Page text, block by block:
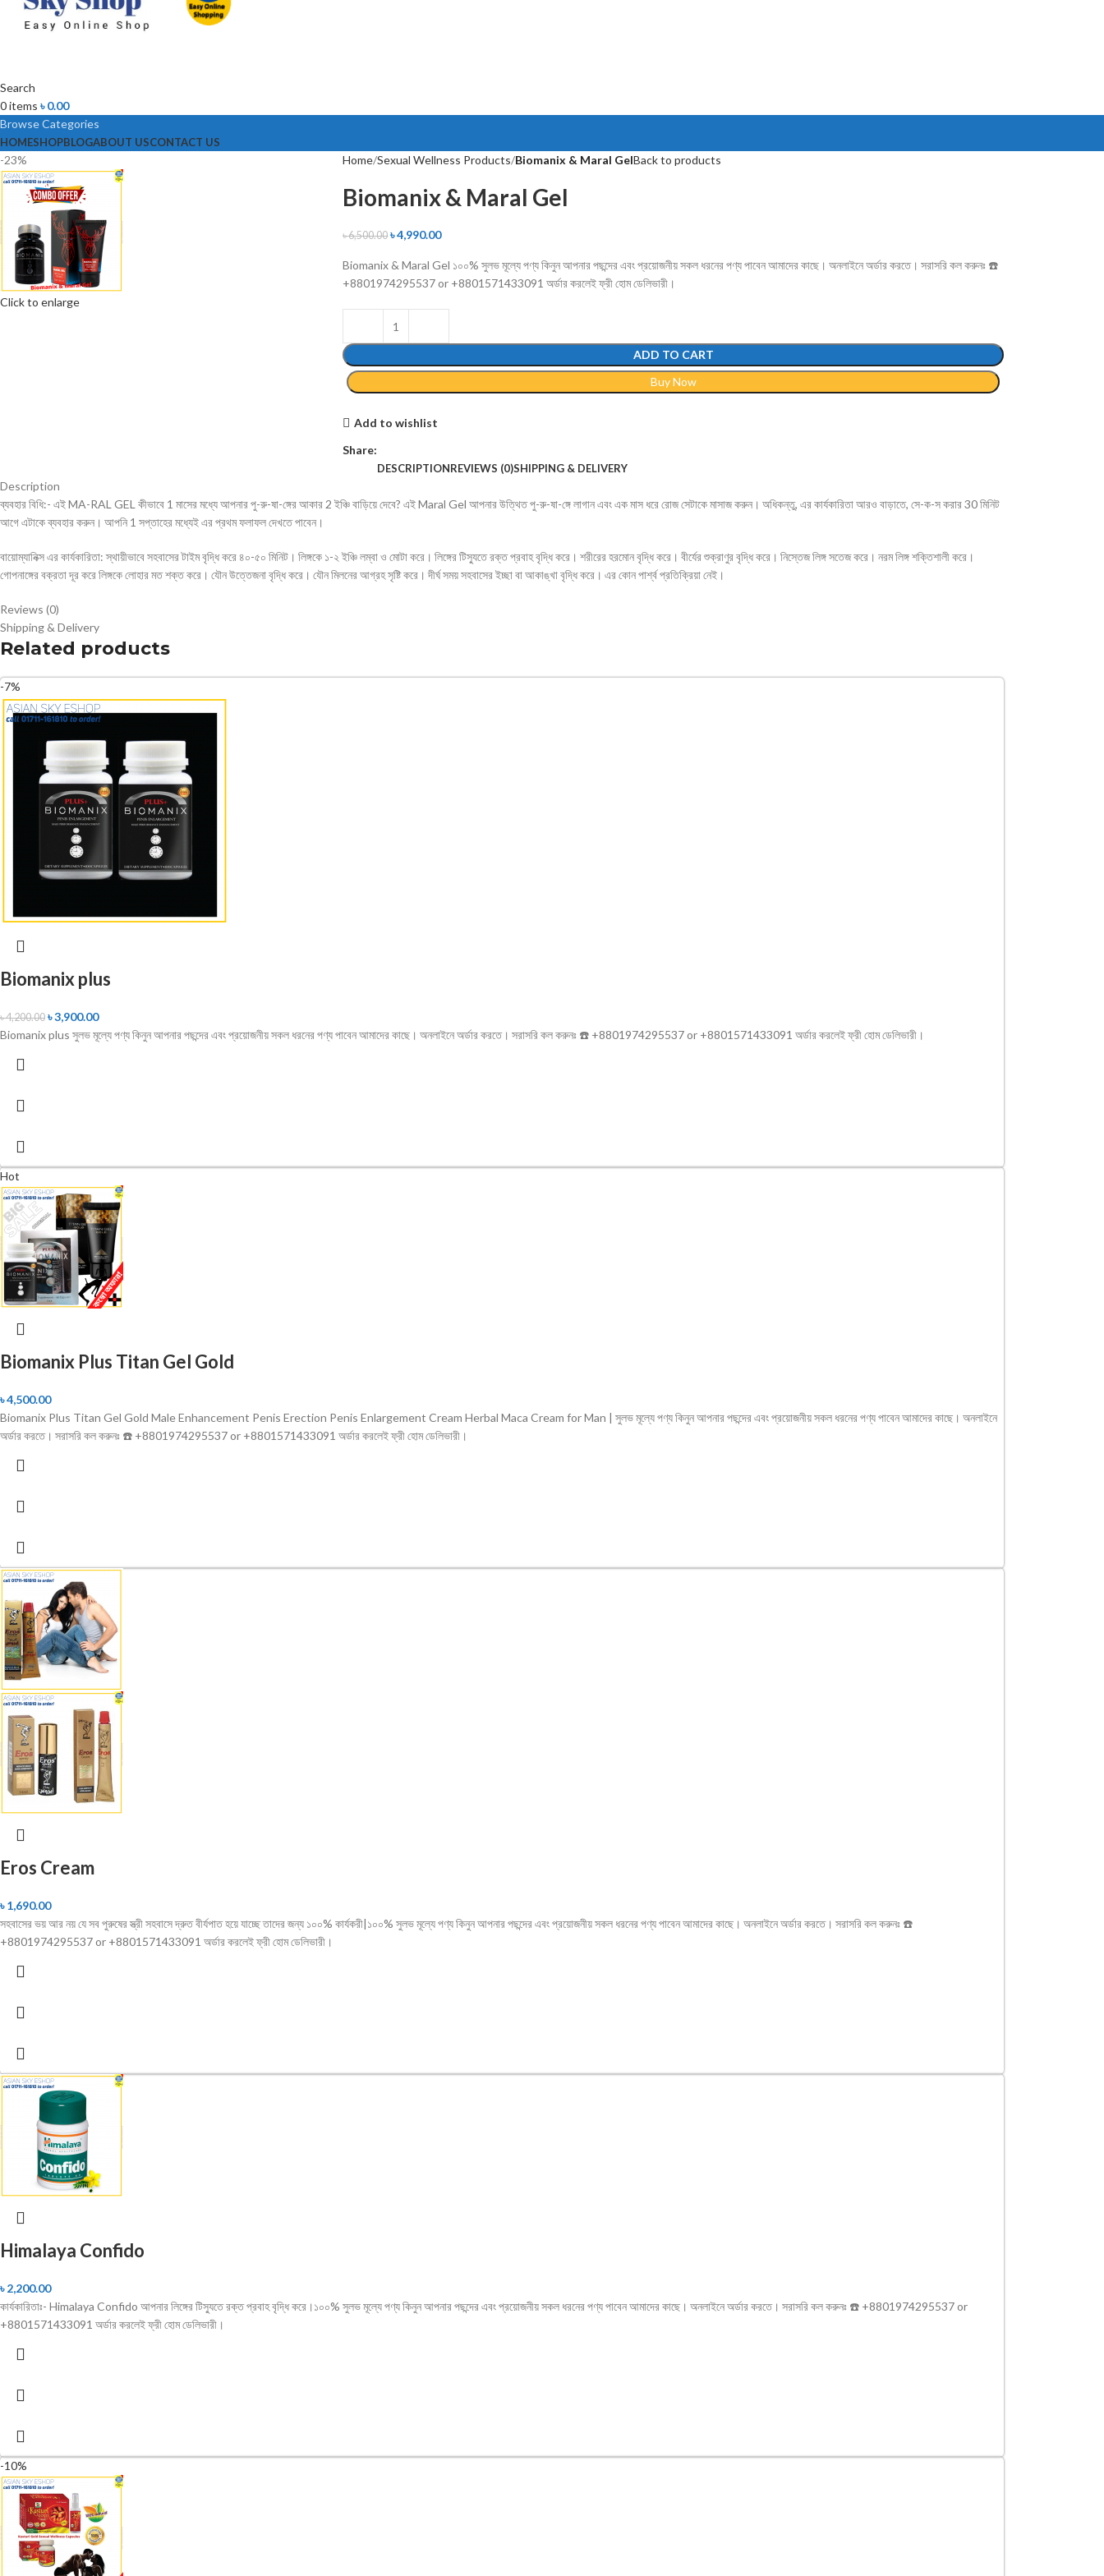
Search
0items ৳0.00
Browse Categories
HOMESHOPBLOGABOUT USCONTACT US
-23%
Click to enlarge
Home Sexual Wellness Products Biomanix & Maral GelBack to products
Biomanix & Maral Gel
৳6,500.00 ৳4,990.00
Biomanix & Maral Gel ১০০% সুলভ মূল্যে পণ্য কিনুন আপনার পছন্দের এবং প্রয়োজনীয় সকল ধরনের পণ্য পাবেন আমাদের কাছে। অনলাইনে অর্ডার করতে। সরাসরি কল করুনঃ ☎️
+8801974295537 or +8801571433091অর্ডার করলেই ফ্রী হোম ডেলিভারী।
ADD TO CART
Buy Now
Add to wishlist
Share:
DESCRIPTIONREVIEWS (0)SHIPPING & DELIVERY
Description
ব্যবহার বিধি:- এই MA-RAL GEL কীভাবে 1 মাসের মধ্যে আপনার পু-রু-ষা-ঙ্গের আকার 2 ইঞ্চি বাড়িয়ে দেবে? এই Maral Gel আপনার উত্থিত পু-রু-ষা-ঙ্গে লাগান এবং এক মাস ধরে রোজ সেটাকে মাসাজ করুন। অধিকন্তু, এর কার্যকারিতা আরও বাড়াতে, সে-ক-স করার 30 মিনিট
আগে এটাকে ব্যবহার করুন। আপনি 1 সপ্তাহের মধ্যেই এর প্রথম ফলাফল দেখতে পাবেন।
বায়োম্যানিক্স এর কার্যকারিতা: স্থায়ীভাবে সহবাসের টাইম বৃদ্ধি করে ৪০-৫০ মিনিট। লিঙ্গকে ১-২ ইঞ্চি লম্বা ও মোটা করে। লিঙ্গের টিস্যুতে রক্ত প্রবাহ বৃদ্ধি করে। শরীরের হরমোন বৃদ্ধি করে। বীর্যের শুক্রাণুর বৃদ্ধি করে। নিস্তেজ লিঙ্গ সতেজ করে। নরম লিঙ্গ শক্তিশালী করে।
গোপনাঙ্গের বক্রতা দূর করে লিঙ্গকে লোহার মত শক্ত করে। যৌন উত্তেজনা বৃদ্ধি করে। যৌন মিলনের আগ্রহ সৃষ্টি করে। দীর্ঘ সময় সহবাসের ইচ্ছা বা আকাঙ্খা বৃদ্ধি করে। এর কোন পার্শ্ব প্রতিক্রিয়া নেই।
Reviews (0)
Shipping & Delivery
Related products
-7%
Biomanix plus
৳4,200.00 ৳3,900.00
Biomanix plus সুলভ মূল্যে পণ্য কিনুন আপনার পছন্দের এবং প্রয়োজনীয় সকল ধরনের পণ্য পাবেন আমাদের কাছে। অনলাইনে অর্ডার করতে। সরাসরি কল করুনঃ ☎️ +8801974295537 or +8801571433091 অর্ডার করলেই ফ্রী হোম ডেলিভারী।
Hot
Biomanix Plus Titan Gel Gold
৳4,500.00
Biomanix Plus Titan Gel Gold Male Enhancement Penis Erection Penis Enlargement Cream Herbal Maca Cream for Man | সুলভ মূল্যে পণ্য কিনুন আপনার পছন্দের এবং প্রয়োজনীয় সকল ধরনের পণ্য পাবেন আমাদের কাছে। অনলাইনে
অর্ডার করতে। সরাসরি কল করুনঃ ☎️ +8801974295537 or +8801571433091 অর্ডার করলেই ফ্রী হোম ডেলিভারী।
Eros Cream
৳1,690.00
সহবাসের ভয় আর নয় যে সব পুরুষের স্ত্রী সহবাসে দ্রুত বীর্যপাত হয়ে যাচ্ছে তাদের জন্য ১০০% কার্যকরী|১০০% সুলভ মূল্যে পণ্য কিনুন আপনার পছন্দের এবং প্রয়োজনীয় সকল ধরনের পণ্য পাবেন আমাদের কাছে। অনলাইনে অর্ডার করতে। সরাসরি কল করুনঃ ☎️
+8801974295537 or +8801571433091 অর্ডার করলেই ফ্রী হোম ডেলিভারী।
Himalaya Confido
৳2,200.00
কার্যকারিতাঃ- Himalaya Confido আপনার লিঙ্গের টিস্যুতে রক্ত প্রবাহ বৃদ্ধি করে।১০০% সুলভ মূল্যে পণ্য কিনুন আপনার পছন্দের এবং প্রয়োজনীয় সকল ধরনের পণ্য পাবেন আমাদের কাছে। অনলাইনে অর্ডার করতে। সরাসরি কল করুনঃ ☎️ +8801974295537 or
+8801571433091 অর্ডার করলেই ফ্রী হোম ডেলিভারী।
-10%